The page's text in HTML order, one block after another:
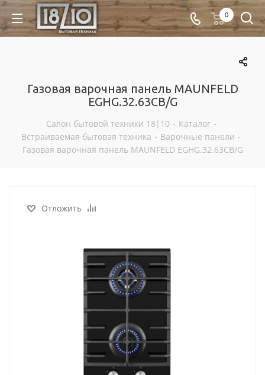
0
Газовая варочная панель MAUNFELD
EGHG.32.63CB/G
Салон бытовой техники 18|10 - Каталог -
Встраиваемая бытовая техника - Варочные панели -
Газовая варочная панель MAUNFELD EGHG.32.63CB/G
Отложить